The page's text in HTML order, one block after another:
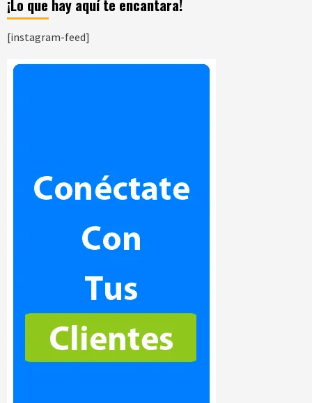
¡Lo que hay aquí te encantara!
[instagram-feed]